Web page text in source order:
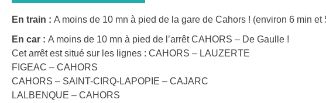
En train : A moins de 10 mn à pied de la gare de Cahors ! (environ 6 min et
En car : A moins de 10 mn à pied de l’arrêt CAHORS – De Gaulle !
Cet arrêt est situé sur les lignes : CAHORS – LAUZERTE
FIGEAC – CAHORS
CAHORS – SAINT-CIRQ-LAPOPIE – CAJARC
LALBENQUE – CAHORS